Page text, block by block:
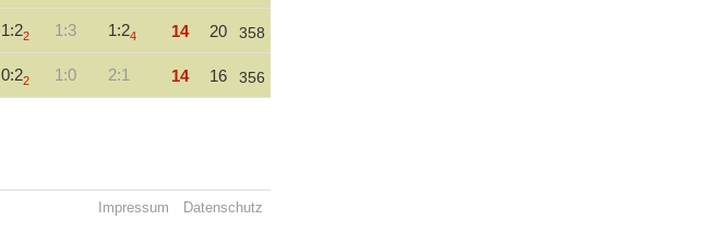
1:22 1:3 1:24 14 20 358
0:22 1:0 2:1 14 16 356
Impressum Datenschutz